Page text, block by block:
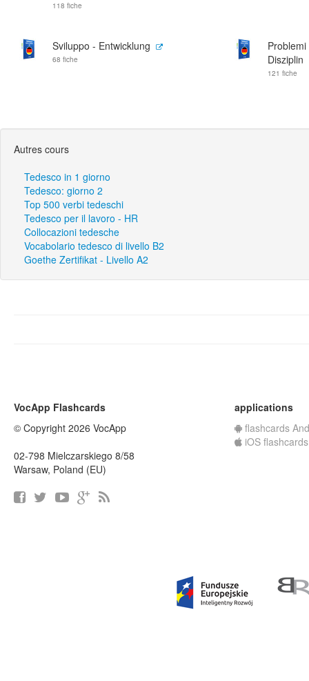
118 fiche
Sviluppo - Entwicklung
68 fiche
Disziplin
121 fiche
Autres cours
Tedesco in 1 giorno
Tedesco: giorno 2
Top 500 verbi tedeschi
Tedesco per il lavoro - HR
Collocazioni tedesche
Vocabolario tedesco di livello B2
Goethe Zertifikat - Livello A2
VocApp Flashcards
© Copyright 2026 VocApp
02-798 Mielczarskiego 8/58
Warsaw, Poland (EU)
applications
flashcards
iOS flashcards